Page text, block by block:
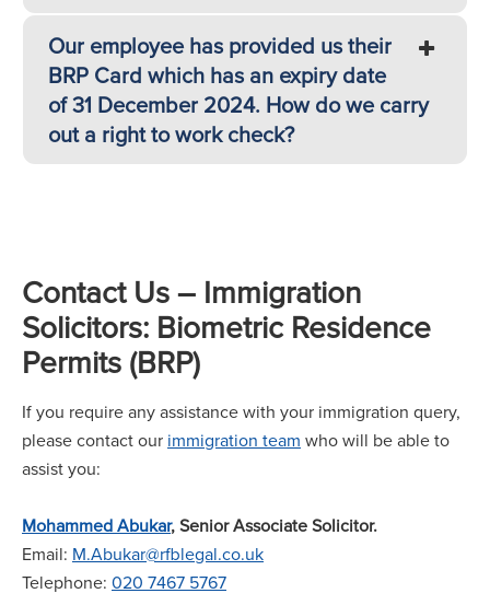
Our employee has provided us their
BRP Card which has an expiry date
of 31 December 2024. How do we carry
out a right to work check?
Contact Us – Immigration
Solicitors: Biometric Residence
Permits (BRP)
If you require any assistance with your immigration query,
please contact our immigration team who will be able to
assist you:
Mohammed Abukar, Senior Associate Solicitor.
Email: M.Abukar@rfblegal.co.uk
Telephone: 020 7467 5767